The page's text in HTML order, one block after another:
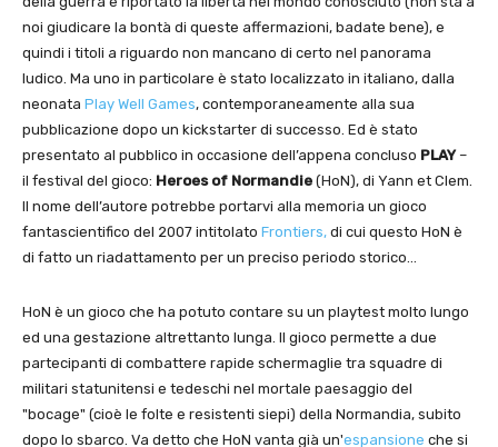
noi giudicare la bontà di queste affermazioni, badate bene), e
quindi i titoli a riguardo non mancano di certo nel panorama
ludico. Ma uno in particolare è stato localizzato in italiano, dalla
neonata Play Well Games, contemporaneamente alla sua
pubblicazione dopo un kickstarter di successo. Ed è stato
presentato al pubblico in occasione dell’appena concluso PLAY –
il festival del gioco: Heroes of Normandie (HoN), di Yann et Clem.
Il nome dell’autore potrebbe portarvi alla memoria un gioco
fantascientifico del 2007 intitolato Frontiers, di cui questo HoN è
di fatto un riadattamento per un preciso periodo storico…
HoN è un gioco che ha potuto contare su un playtest molto lungo
ed una gestazione altrettanto lunga. Il gioco permette a due
partecipanti di combattere rapide schermaglie tra squadre di
militari statunitensi e tedeschi nel mortale paesaggio del
"bocage" (cioè le folte e resistenti siepi) della Normandia, subito
dopo lo sbarco. Va detto che HoN vanta già un'espansione che si